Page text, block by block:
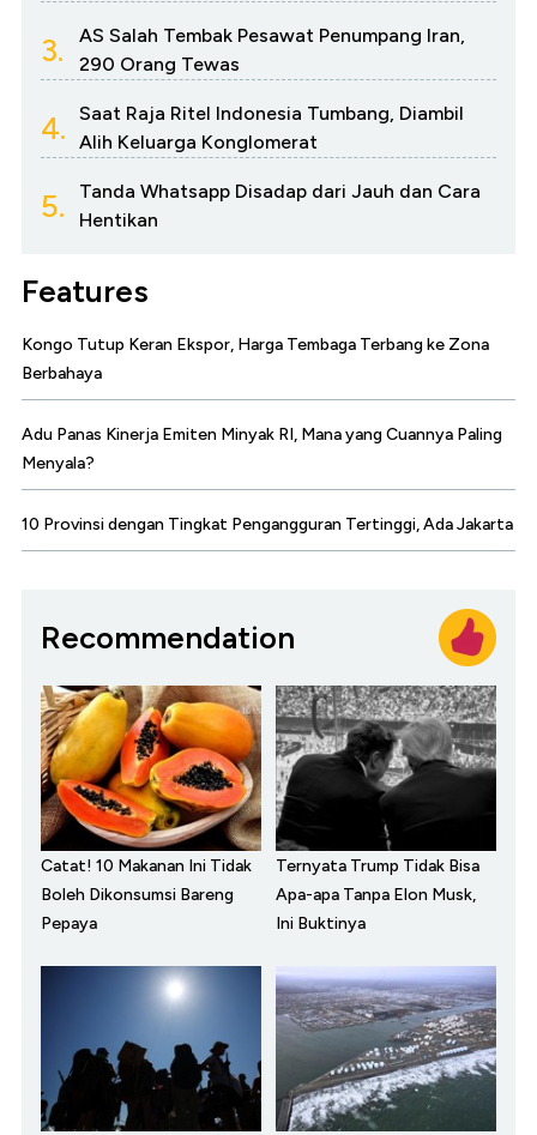
3.
AS Salah Tembak Pesawat Penumpang Iran,
290 Orang Tewas
4.
Saat Raja Ritel Indonesia Tumbang, Diambil
Alih Keluarga Konglomerat
5.
Tanda Whatsapp Disadap dari Jauh dan Cara
Hentikan
Features
Kongo Tutup Keran Ekspor, Harga Tembaga Terbang ke Zona
Berbahaya
Adu Panas Kinerja Emiten Minyak RI, Mana yang Cuannya Paling
Menyala?
10 Provinsi dengan Tingkat Pengangguran Tertinggi, Ada Jakarta
Recommendation
Catat! 10 Makanan Ini Tidak
Boleh Dikonsumsi Bareng
Pepaya
Ternyata Trump Tidak Bisa
Apa-apa Tanpa Elon Musk,
Ini Buktinya